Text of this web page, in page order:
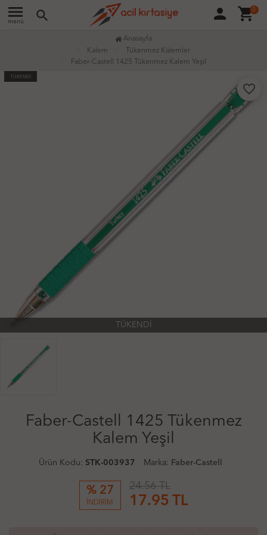
menu
menü search person shopping_cart
0
Anasayfa
Kalem
Tükenmez Kalemler
Faber-Castell 1425 Tükenmez Kalem Yeşil
TÜKENDİ
favorite_border
TÜKENDİ
Faber-Castell 1425 Tükenmez
Kalem Yeşil
Ürün Kodu: STK-003937 Marka: Faber-Castell
% 27
İNDİRİM
24.56 TL
17.95 TL